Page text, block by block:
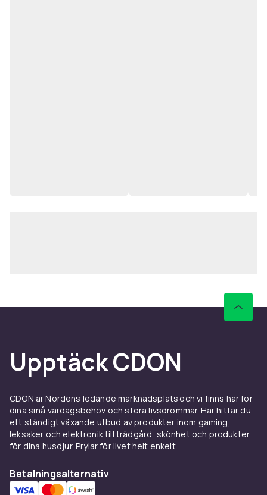
Upptäck CDON
CDON är Nordens ledande marknadsplats och vi finns här för
dina små vardagsbehov och stora livsdrömmar. Här hittar du
ett ständigt växande utbud av produkter inom gaming,
leksaker och elektronik till trädgård, skönhet och produkter
för dina husdjur. Prylar för livet helt enkelt.
Betalningsalternativ